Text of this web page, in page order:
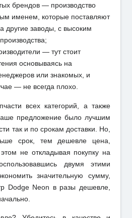
брендов — производство
именем, которые поставляют
другие заводы, с высоким
— тут стоит
основываясь на
или знакомых, и
— не всегда плохо.
всех категорий, а также
предложение было лучшим
так и по срокам доставки. Но,
срок, тем дешевле цена,
не откладывая покупку на
двумя этими
значительную сумму,
Dodge Neon в разы дешевле,